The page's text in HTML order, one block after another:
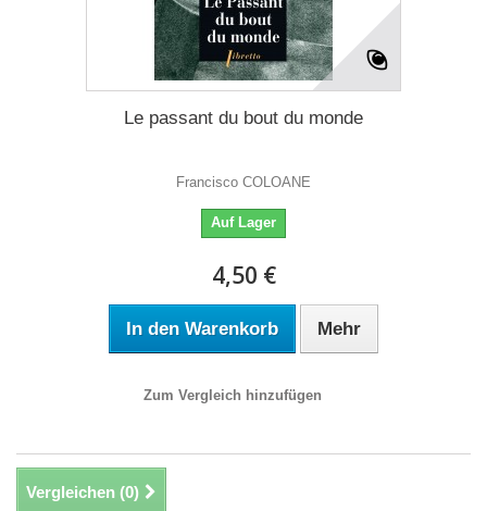
Le passant du bout du monde
Francisco COLOANE
Auf Lager
4,50 €
In den Warenkorb Mehr
Zum Vergleich hinzufügen
Vergleichen (0)